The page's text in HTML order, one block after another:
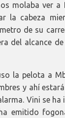
molaba ver a
la cabeza
de su
del alcance
la pelota a
y ahí
Vini se
emitido